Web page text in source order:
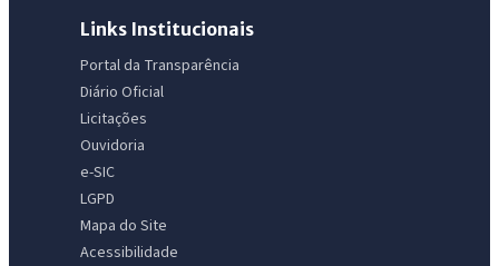
Links Institucionais
Portal da Transparência
Diário Oficial
Licitações
Ouvidoria
e-SIC
LGPD
Mapa do Site
Acessibilidade
Olá. Pergunte sobre serviços, notícias, legislação, Diário Oficial,
licitações, estrutura ou transparência do município.
Licitações abertas